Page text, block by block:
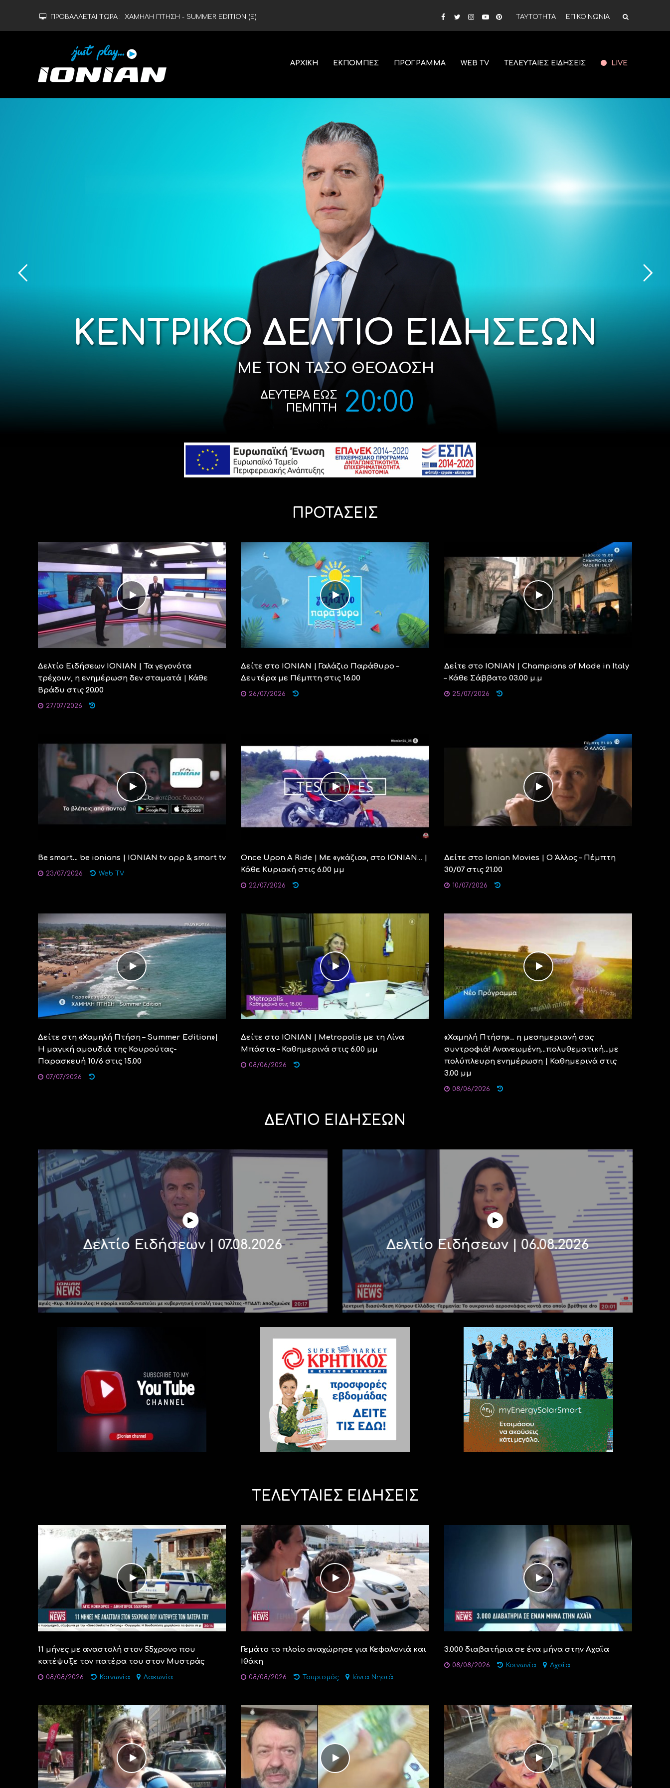
ΠΡΟΒΑΛΛΕΤΑΙ ΤΩΡΑ : ΧΑΜΗΛΗ ΠΤΗΣΗ - SUMMER EDITION (Ε) ΤΑΥΤΟΤΗΤΑ ΕΠΙΚΟΙΝΩΝΙΑ
ΑΡΧΙΚΗ ΕΚΠΟΜΠΕΣ ΠΡΟΓΡΑΜΜΑ WEB TV ΤΕΛΕΥΤΑΙΕΣ ΕΙΔΗΣΕΙΣ LIVE
ΚΕΝΤΡΙΚΟ ΔΕΛΤΙΟ ΕΙΔΗΣΕΩΝ
ΜΕ ΤΟΝ ΤΑΣΟ ΘΕΟΔΟΣΗ
ΔΕΥΤΕΡΑ ΕΩΣ
ΠΕΜΠΤΗ
20:00
ΠΡΟΤΑΣΕΙΣ
Δελτίο Ειδήσεων IΟΝΙΑΝ | Τα γεγονότα
τρέχουν, η ενημέρωση δεν σταματά | Κάθε
Βράδυ στις 20.00
27/07/2026
Δείτε στο ΙΟΝΙΑΝ | Γαλάζιο Παράθυρο –
Δευτέρα με Πέμπτη στις 16.00
26/07/2026
Δείτε στο ΙΟΝΙΑΝ | Champions of Made in Italy
– Κάθε Σάββατο 03.00 μ.μ
25/07/2026
Be smart… be ionians | IONIAN tv app & smart tv
23/07/2026 Web TV
Once Upon A Ride | Mε «γκάζια», στο ΙΟΝΙΑΝ… |
Κάθε Κυριακή στις 6.00 μμ
22/07/2026
Δείτε στο Ionian Movies | Ο Άλλος – Πέμπτη
30/07 στις 21.00
10/07/2026
Δείτε στη «Χαμηλή Πτήση – Summer Edition»|
Η μαγική αμουδιά της Κουρούτας-
Παρασκευή 10/6 στις 15.00
07/07/2026
Δείτε στο ΙΟΝΙΑΝ | Metropolis με τη Λίνα
Μπάστα – Καθημερινά στις 6.00 μμ
08/06/2026
«Χαμηλή Πτήση»… η μεσημεριανή σας
συντροφιά! Ανανεωμένη…πολυθεματική…με
πολύπλευρη ενημέρωση | Καθημερινά στις
3.00 μμ
08/06/2026
ΔΕΛΤΙΟ ΕΙΔΗΣΕΩΝ
Δελτίο Ειδήσεων | 07.08.2026 Δελτίο Ειδήσεων | 06.08.2026
ΤΕΛΕΥΤΑΙΕΣ ΕΙΔΗΣΕΙΣ
11 μήνες με αναστολή στον 55χρονο που
κατέψυξε τον πατέρα του στον Μυστράς
08/08/2026 Κοινωνία Λακωνία
Γεμάτο το πλοίο αναχώρησε για Κεφαλονιά και
Ιθάκη
08/08/2026 Τουρισμός Ιόνια Νησιά
3.000 διαβατήρια σε ένα μήνα στην Αχαΐα
08/08/2026 Κοινωνία Αχαΐα